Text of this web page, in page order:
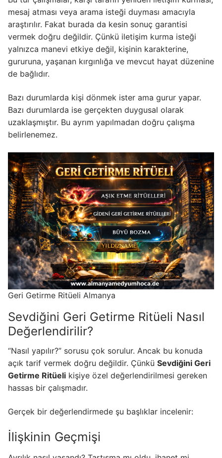
mesaj atması veya arama isteği duyması amacıyla
araştırılır. Fakat burada da kesin sonuç garantisi
vermek doğru değildir. Çünkü iletişim kurma isteği
yalnızca manevi etkiye değil, kişinin karakterine,
gururuna, yaşanan kırgınlığa ve mevcut hayat düzenine
de bağlıdır.
Bazı durumlarda kişi dönmek ister ama gurur yapar.
Bazı durumlarda ise gerçekten duygusal olarak
uzaklaşmıştır. Bu ayrım yapılmadan doğru çalışma
belirlenemez.
Geri Getirme Ritüeli Almanya
Sevdiğini Geri Getirme Ritüeli Nasıl
Değerlendirilir?
“Nasıl yapılır?” sorusu çok sorulur. Ancak bu konuda
açık tarif vermek doğru değildir. Çünkü Sevdiğini Geri
Getirme Ritüeli kişiye özel değerlendirilmesi gereken
hassas bir çalışmadır.
Gerçek bir değerlendirmede şu başlıklar incelenir:
İlişkinin Geçmişi